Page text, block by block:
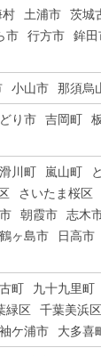
村 土浦市 茨城
市 行方市 鉾田
小山市 那須烏
り市 吉岡町
滑川町 嵐山町
さいたま桜区
朝霞市 志木
鶴ヶ島市 日高市
町 九十九里町
緑区 千葉美浜区
袖ケ浦市 大多喜